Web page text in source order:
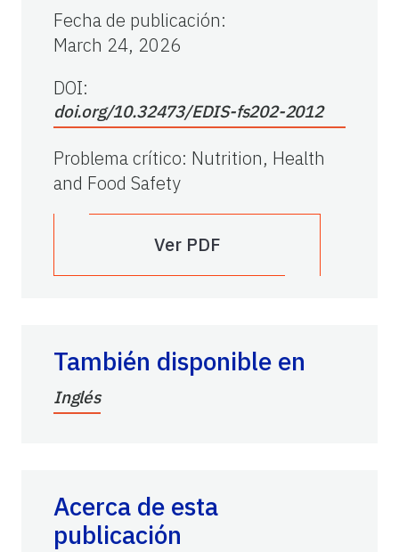
Fecha de publicación:
March 24, 2026
DOI:
doi.org/10.32473/EDIS-fs202-2012
Problema crítico: Nutrition, Health
and Food Safety
Ver PDF
También disponible en
Inglés
Acerca de esta
publicación